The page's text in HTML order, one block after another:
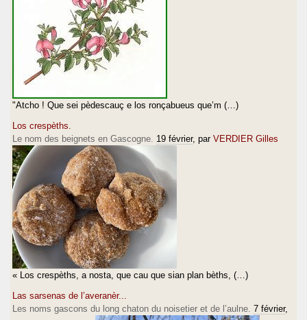
"Atcho ! Que sei pèdescauç e los ronçabueus que’m (…)
Los crespèths.
Le nom des beignets en Gascogne. 19 février, par VERDIER Gilles
« Los crespèths, a nosta, que cau que sian plan bèths, (…)
Las sarsenas de l’averanèr...
Les noms gascons du long chaton du noisetier et de l’aulne. 7 février,